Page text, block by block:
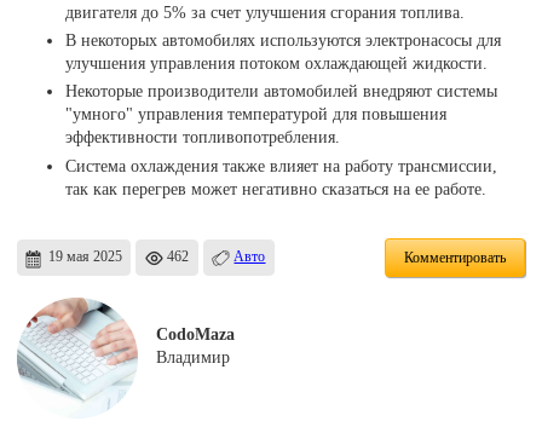
двигателя до 5% за счет улучшения сгорания топлива.
В некоторых автомобилях используются электронасосы для
улучшения управления потоком охлаждающей жидкости.
Некоторые производители автомобилей внедряют системы
"умного" управления температурой для повышения
эффективности топливопотребления.
Система охлаждения также влияет на работу трансмиссии,
так как перегрев может негативно сказаться на ее работе.
19 мая 2025 462 Авто Комментировать
CodoMaza
Владимир